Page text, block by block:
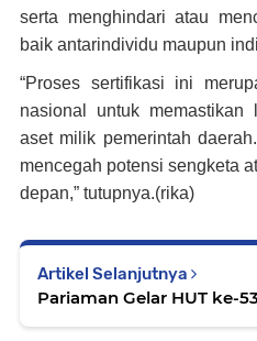
serta menghindari atau
baik antarindividu maupun
“Proses sertifikasi ini
nasional untuk memastikan
aset milik pemerintah
mencegah potensi sengketa
depan,” tutupnya.(rika)
Artikel Selanjutnya
Pariaman Gelar HUT ke-